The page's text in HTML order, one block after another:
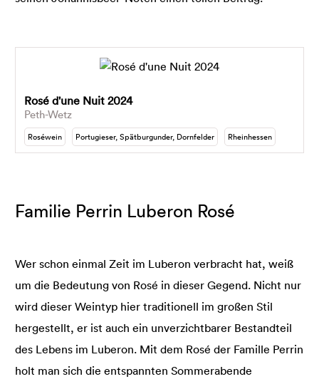
Rosé d'une Nuit 2024
Peth-Wetz
Roséwein Portugieser, Spätburgunder, Dornfelder Rheinhessen
Familie Perrin Luberon Rosé
Wer schon einmal Zeit im Luberon verbracht hat, weiß
um die Bedeutung von Rosé in dieser Gegend. Nicht nur
wird dieser Weintyp hier traditionell im großen Stil
hergestellt, er ist auch ein unverzichtbarer Bestandteil
des Lebens im Luberon. Mit dem Rosé der Famille Perrin
holt man sich die entspannten Sommerabende